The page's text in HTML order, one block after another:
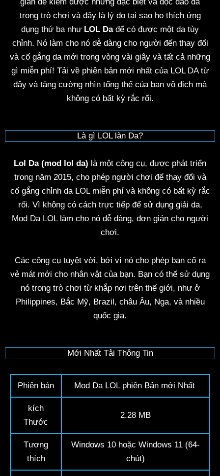
trong trò chơi và đây là lý do tại sao họ thích ứng
dụng thứ ba như LOL Dađể có được một da tùy
chỉnh. Nó làm cho nó dễ dàng cho người đến thay đổi
và cố gắng da mới trong vòng vài giây và tất cả những
gì miễn phí! Tải về phiên bản mới nhất của LOL DA từ
đây và tăng cường nhìn tổng thể của bạn vô địch mà
không có bất kỳ rắc rối.
Là gì LOL làn Da?
Lol Da (mod lol da) là một công cụ, được phát triển
trong năm 2015, cho phép người chơi để thay đổi và
cố gắng chỉnh da LOL miễn phí và không có bất kỳ rắc
rối. Vì không có cách trực tiếp để sử dụng giải da,
Mod Da LOL làm cho nó dễ dàng, đơn giản cho người
chơi.
Các công cụ tuyệt vời, bởi vì nó cho phép bạn cố ra
vẻ mát mới cho nhân vật của bạn. Bạn có thể sử dụng
nó trong trò chơi từ khắp nơi trên thế giới, như ở
Philippines, Bắc Mỹ, Brazil, châu Âu, Nga, và nhiều
quốc gia.
Mới Nhất Tải Thông Tin
Phiên bản Mod Da LOL phiên Bản mới Nhất
kích
Thước
2.28 MB
Tương
thích
Windows 10 hoặc Windows 11 (64-
chút)